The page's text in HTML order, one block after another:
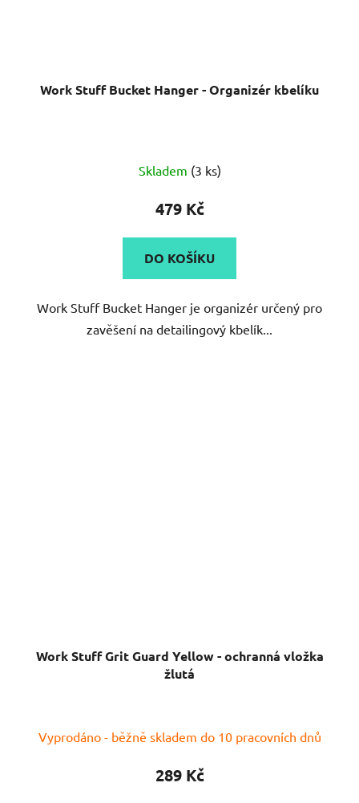
Work Stuff Bucket Hanger - Organizér kbelíku
Skladem (3 ks)
479 Kč
DO KOŠÍKU
Work Stuff Bucket Hanger je organizér určený pro
zavěšení na detailingový kbelík...
Work Stuff Grit Guard Yellow - ochranná vložka
žlutá
Vyprodáno - běžně skladem do 10 pracovních dnů
289 Kč